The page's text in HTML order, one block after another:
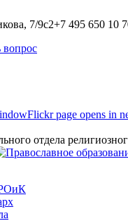
7/9с2+7 495 650 10
вопрос
Flickr page opens in
отдела